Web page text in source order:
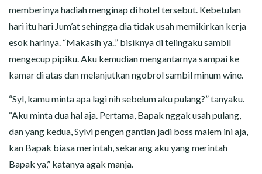
memberinya hadiah menginap di hotel tersebut. Kebetulan
hari itu hari Jum’at sehingga dia tidak usah memikirkan kerja
esok harinya. “Makasih ya..” bisiknya di telingaku sambil
mengecup pipiku. Aku kemudian mengantarnya sampai ke
kamar di atas dan melanjutkan ngobrol sambil minum wine.
“Syl, kamu minta apa lagi nih sebelum aku pulang?” tanyaku.
“Aku minta dua hal aja. Pertama, Bapak nggak usah pulang,
dan yang kedua, Sylvi pengen gantian jadi boss malem ini aja,
kan Bapak biasa merintah, sekarang aku yang merintah
Bapak ya,” katanya agak manja.